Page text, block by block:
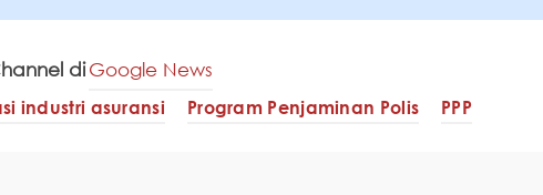
diGoogle News
industri asuransi Program Penjaminan Polis PPP